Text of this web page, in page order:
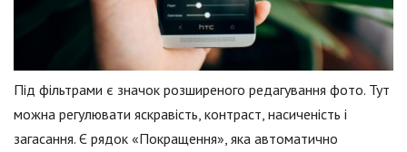
Під фільтрами є значок розширеного редагування фото. Тут
можна регулювати яскравість, контраст, насиченість і
загасання. Є рядок «Покращення», яка автоматично